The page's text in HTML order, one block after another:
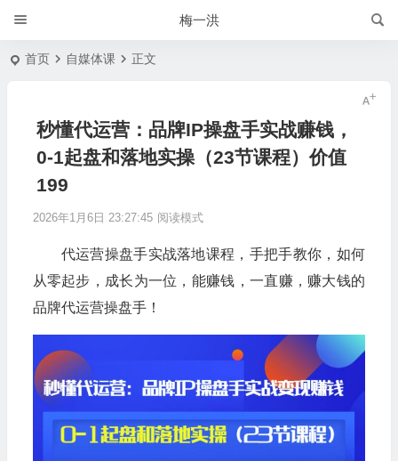
梅一洪
首页 自媒体课 正文
秒懂代运营：品牌IP操盘手实战赚钱，
0-1起盘和落地实操（23节课程）价值
199
2026年1月6日 23:27:45 阅读模式
代运营操盘手实战落地课程，手把手教你，如何
从零起步，成长为一位，能赚钱，一直赚，赚大钱的
品牌代运营操盘手！